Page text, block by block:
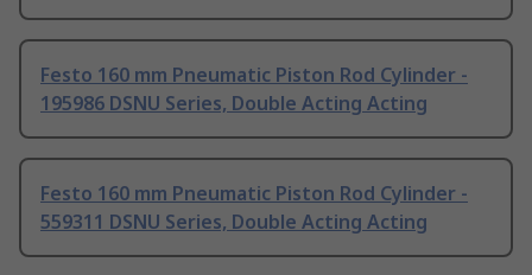
Festo 160 mm Pneumatic Piston Rod Cylinder -
195986 DSNU Series, Double Acting Acting
Festo 160 mm Pneumatic Piston Rod Cylinder -
559311 DSNU Series, Double Acting Acting